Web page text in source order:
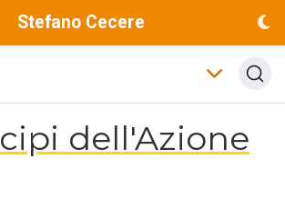
Stefano Cecere
dell'Azione